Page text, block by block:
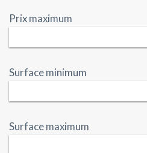
Prix maximum
Surface minimum
Surface maximum